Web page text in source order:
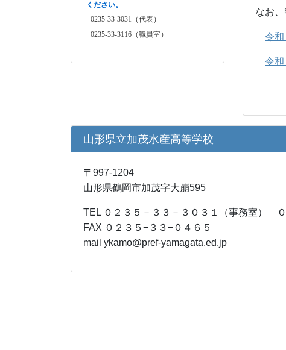
ください。
0235-33-3031（代表）
0235-33-3116（職員室）
なお
令
令
山形県立加茂水産高等学校
〒997-1204
山形県鶴岡市加茂字大崩595
TEL ０２３５－３３－３０３１（事務室）
FAX ０２３５−３３−０４６５
mail ykamo@pref-yamagata.ed.jp